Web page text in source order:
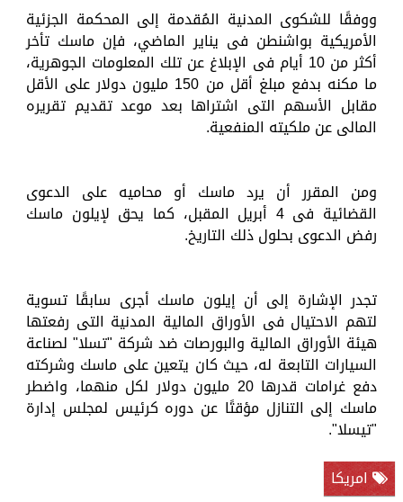
ووفقًا للشكوى المدنية المُقدمة إلى المحكمة الجزئية
الأمريكية بواشنطن فى يناير الماضي، فإن ماسك تأخر
أكثر من 10 أيام فى الإبلاغ عن تلك المعلومات الجوهرية،
ما مكنه بدفع مبلغ أقل من 150 مليون دولار على الأقل
مقابل الأسهم التى اشتراها بعد موعد تقديم تقريره
المالى عن ملكيته المنفعية.
ومن المقرر أن يرد ماسك أو محاميه على الدعوى
القضائية فى 4 أبريل المقبل، كما يحق لإيلون ماسك
رفض الدعوى بحلول ذلك التاريخ.
تجدر الإشارة إلى أن إيلون ماسك أجرى سابقًا تسوية
لتهم الاحتيال فى الأوراق المالية المدنية التى رفعتها
هيئة الأوراق المالية والبورصات ضد شركة "تسلا" لصناعة
السيارات التابعة له، حيث كان يتعين على ماسك وشركته
دفع غرامات قدرها 20 مليون دولار لكل منهما، واضطر
ماسك إلى التنازل مؤقتًا عن دوره كرئيس لمجلس إدارة
"تيسلا".
امريكا